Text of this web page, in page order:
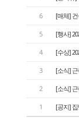
6 [매체]
5 [행사]
4 [수상]
3 [소식] 근
2 [소식] 근
1 [공지] 집